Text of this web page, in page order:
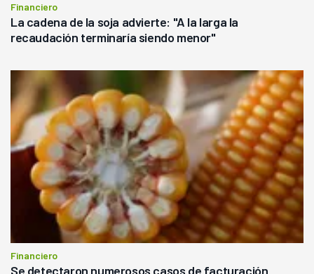
Financiero
La cadena de la soja advierte: "A la larga la
recaudación terminaría siendo menor"
Financiero
Se detectaron numerosos casos de facturación